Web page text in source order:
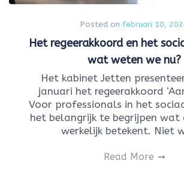
Posted on februari 10,
Het regeerakkoord en het
wat weten we nu?
Het kabinet Jetten
januari het regeerakkoord
Voor professionals in het
het belangrijk te begrijpen wat
werkelijk betekent. Niet
Read More